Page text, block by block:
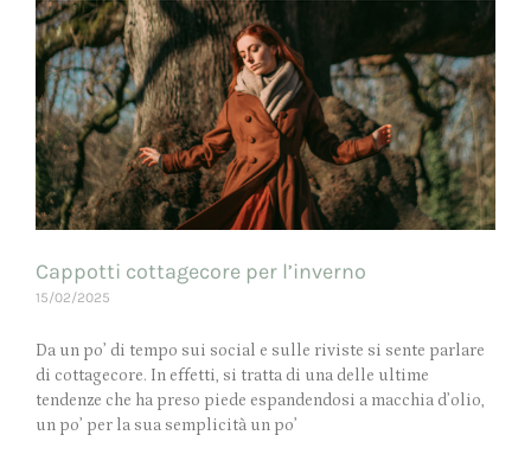
Cappotti cottagecore per l’inverno
15/02/2025
Da un po’ di tempo sui social e sulle riviste si sente parlare
di cottagecore. In effetti, si tratta di una delle ultime
tendenze che ha preso piede espandendosi a macchia d’olio,
un po’ per la sua semplicità un po’